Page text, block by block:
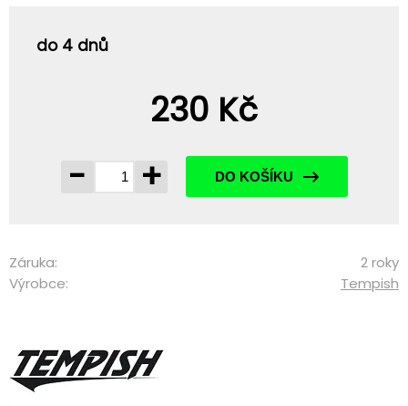
do 4 dnů
230 Kč
-
+ DO KOŠÍKU
Záruka:
2 roky
Výrobce:
Tempish